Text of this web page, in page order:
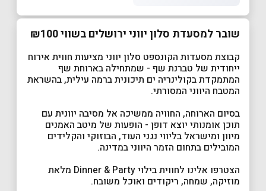
שובר למסעדת סלון יווני ירושלים בשווי ₪100
קבוצת מסעדות הקונספט סלון יווני מציעות חווית אירוח
ייחודית של טברנת שף - שמתחילה בארוחת שף
המתמקדת בקולינריה ים תיכונית ברמה עילית, בהשראת
המטבח היווני המסורתי.
בסיום הארוחה, החוויה ממשיכה אל מסיבה יוונית עם
תוכן אומנותי יוצא דופן - הופעות של מיטב האמנים
מיוון ומישראל בליווי נגני העוד, הבוזוקי והקלידים
המובילים בתחום הזמר היווני במדינה.
הצטרפו אלינו לחווית בילוי Dinner & Party מלאת
מוזיקה, שמחה, ריקודים ואוכל משובח.